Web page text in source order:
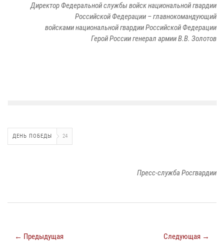
Директор Федеральной службы войск национальной гвардии
Российской Федерации – главнокомандующий
войсками национальной гвардии Российской Федерации
Герой России генерал армии В.В. Золотов
ДЕНЬ ПОБЕДЫ 24
Пресс-служба Росгвардии
← Предыдущая Следующая →